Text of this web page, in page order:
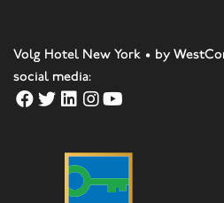
Volg Hotel New York • by
social media: